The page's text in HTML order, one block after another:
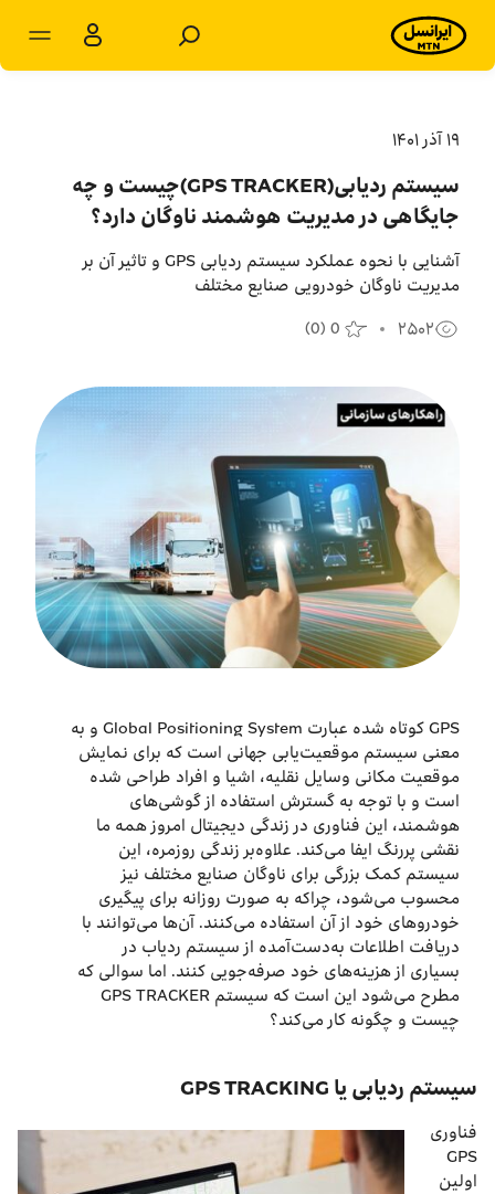
محصولات و راهکارها
فروشگاه
سامانه‌ها
پشتیبانی
پایگاه دانش
درباره ما
اخبار
بازارگاه ایرانسل
EN
۱۹ آذر ۱۴۰۱
سیستم ردیابی(GPS TRACKER)چیست و چه
جایگاهی در مدیریت هوشمند ناوگان دارد؟
آشنایی با نحوه عملکرد سیستم ردیابی GPS و تاثیر آن بر
مدیریت ناوگان خودرویی صنایع مختلف
۲۵۰۲ (0) 0
GPS کوتاه شده عبارت Global Positioning System و به
معنی سیستم موقعیت‌یابی جهانی است که برای نمایش
موقعیت مکانی وسایل نقلیه، اشیا و افراد طراحی شده
است و با توجه به گسترش استفاده‌ از گوشی‌های
هوشمند، این فناوری در زندگی دیجیتال امروز همه ما
نقشی پررنگ ایفا می‌کند. علاوه‌بر زندگی روزمره، این
سیستم کمک بزرگی برای ناوگان صنایع مختلف نیز
محسوب می‌شود، چراکه به صورت روزانه برای پیگیری
خودرو‌های خود از آن استفاده می‌کنند. آن‌ها می‌توانند با
دریافت اطلاعات به‌دست‌آمده از سیستم ردیاب در
بسیاری از هزینه‌های خود صرفه‌جویی کنند. اما سوالی که
مطرح می‌شود این است که سیستم GPS TRACKER
چیست و چگونه کار می‌کند؟
سیستم ردیابی یا GPS TRACKING
فناوری
GPS
اولین